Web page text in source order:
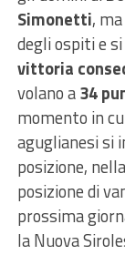
Simonetti,
degli ospiti e
vittoria
volano a34
momento in
aguglianesi si
posizione,
posizione di
prossima
la Nuova